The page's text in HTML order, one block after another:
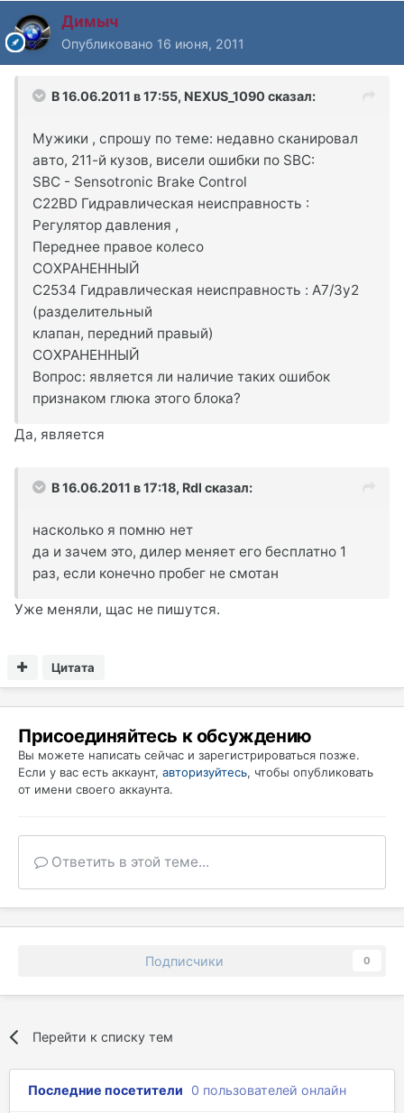
Димыч
Опубликовано 16 июня, 2011
В 16.06.2011 в 17:55, NEXUS_1090 сказал:
Мужики , спрошу по теме: недавно сканировал
авто, 211-й кузов, висели ошибки по SBC:
SBC - Sensotronic Brake Control
C22BD Гидравлическая неисправность :
Регулятор давления ,
Переднее правое колесо
СОХРАНЕННЫЙ
C2534 Гидравлическая неисправность : A7/3y2
(разделительный
клапан, передний правый)
СОХРАНЕННЫЙ
Вопрос: является ли наличие таких ошибок
признаком глюка этого блока?
Да, является
В 16.06.2011 в 17:18, Rdl сказал:
насколько я помню нет
да и зачем это, дилер меняет его бесплатно 1
раз, если конечно пробег не смотан
Уже меняли, щас не пишутся.
Цитата
Присоединяйтесь к обсуждению
Вы можете написать сейчас и зарегистрироваться позже.
Если у вас есть аккаунт, авторизуйтесь, чтобы опубликовать
от имени своего аккаунта.
Ответить в этой теме...
Подписчики 0
Перейти к списку тем
Последние посетители 0 пользователей онлайн